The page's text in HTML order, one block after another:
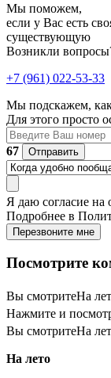
Мы поможем,
если у Вас есть
существующую
Возникли
+7 (961) 022-53-33
Мы подскажем,
Для этого просто
67
Отправить
Я даю согласие на
Подробнее в
Перезвоните мне
Посмотрите
Вы смотритеНа
Нажмите и
Вы смотритеНа
На лето